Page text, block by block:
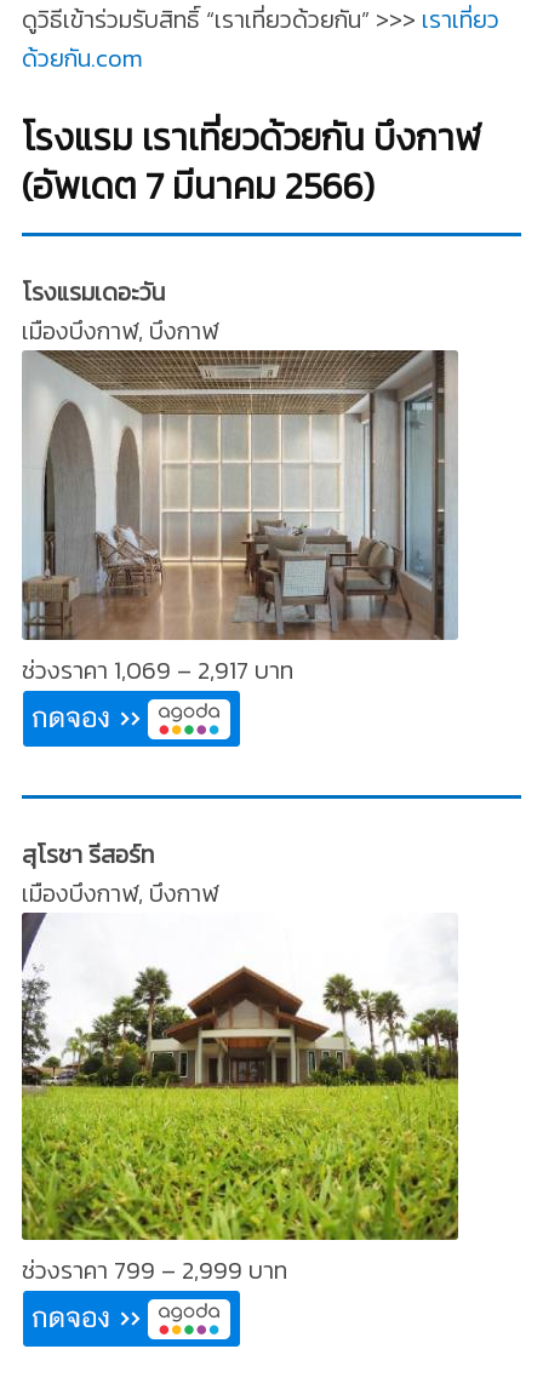
ดูวิธีเข้าร่วมรับสิทธิ์ “เราเที่ยวด้วยกัน” >>> เราเที่ยว
ด้วยกัน.com
โรงแรม เราเที่ยวด้วยกัน บึงกาฬ
(อัพเดต 7 มีนาคม 2566)
โรงแรมเดอะวัน
เมืองบึงกาฬ, บึงกาฬ
ช่วงราคา 1,069 – 2,917 บาท
สุโรชา รีสอร์ท
เมืองบึงกาฬ, บึงกาฬ
ช่วงราคา 799 – 2,999 บาท